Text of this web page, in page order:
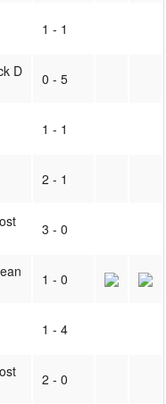
1 - 1
D
0 - 5
1 - 1
2 - 1
3 - 0
1 - 0
1 - 4
2 - 0